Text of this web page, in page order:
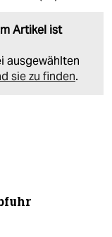
Artikel ist
ausgewählten
sie zu finden.